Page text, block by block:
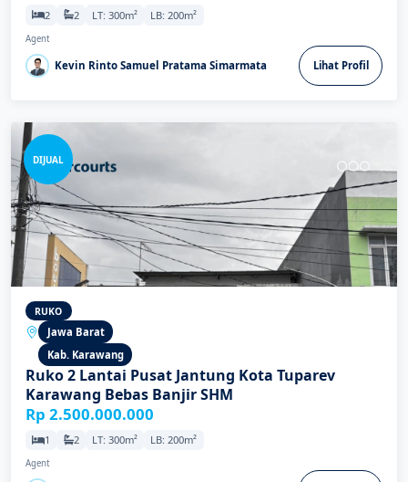
2 2 LT: 300m² LB: 200m²
Agent
Kevin Rinto Samuel Pratama Simarmata Lihat Profil
DIJUAL
RUKO
Jawa Barat
Kab. Karawang
Ruko 2 Lantai Pusat Jantung Kota Tuparev
Karawang Bebas Banjir SHM
Rp 2.500.000.000
1 2 LT: 300m² LB: 200m²
Agent